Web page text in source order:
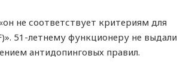
не соответствует критериям для
51-летнему функционеру не выдали
антидопинговых правил.